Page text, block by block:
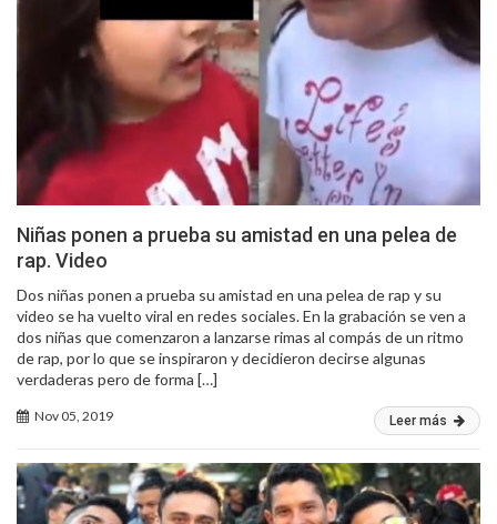
Niñas ponen a prueba su amistad en una pelea de
rap. Video
Dos niñas ponen a prueba su amistad en una pelea de rap y su
video se ha vuelto viral en redes sociales. En la grabación se ven a
dos niñas que comenzaron a lanzarse rimas al compás de un ritmo
de rap, por lo que se inspiraron y decidieron decirse algunas
verdaderas pero de forma […]
Nov 05, 2019 Leer más